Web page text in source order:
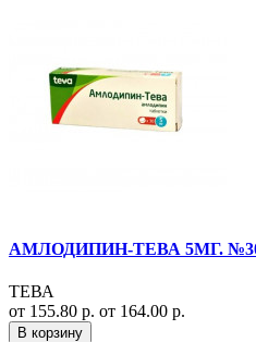
АМЛОДИПИН-ТЕВА 5МГ.
ТЕВА
от 155.80 р. от 164.00 р.
В корзину